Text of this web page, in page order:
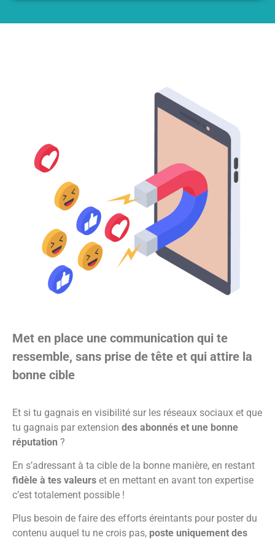
Met en place une communication qui te
ressemble, sans prise de tête et qui attire la
bonne cible
Et si tu gagnais en visibilité sur les réseaux sociaux et que
tu gagnais par extension des abonnés et une bonne
réputation ?
En s’adressant à ta cible de la bonne manière, en restant
fidèle à tes valeurs et en mettant en avant ton expertise
c’est totalement possible !
Plus besoin de faire des efforts éreintants pour poster du
contenu auquel tu ne crois pas, poste uniquement des